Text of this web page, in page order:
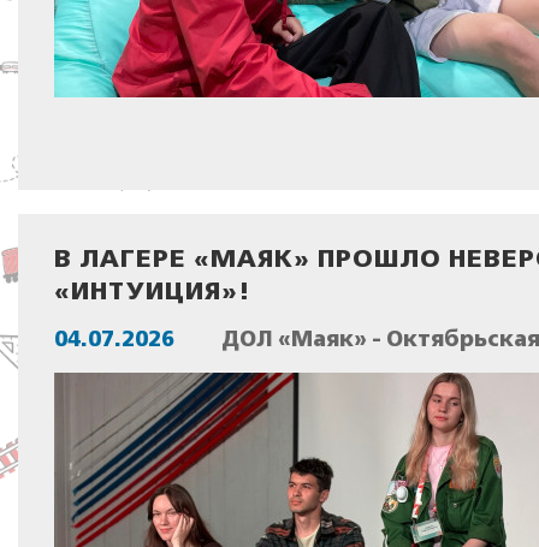
В ЛАГЕРЕ «МАЯК» ПРОШЛО
«ИНТУИЦИЯ»!
04.07.2026 ДОЛ «Маяк» -